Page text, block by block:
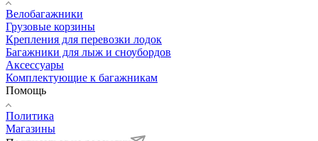
Велобагажники
Грузовые корзины
Крепления для перевозки лодок
Багажники для лыж и сноубордов
Аксессуары
Комплектующие к багажникам
Помощь
Политика
Магазины